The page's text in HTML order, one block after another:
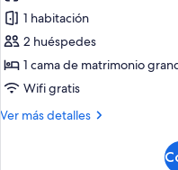
(City
View)
de
Suite
junior,
1
de
1 habitación
2 huéspedes
1 cama de matrimonio
Wifi gratis
Ver más detalles
Más